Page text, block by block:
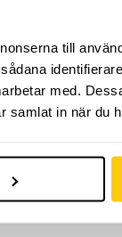
till
med.
samlat in när du
Inom Dome
bland annat
finns att
19:30.
50. Uppehåll